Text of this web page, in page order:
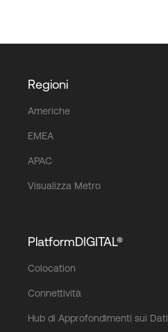
Regioni
Americhe
EMEA
APAC
Visualizza Metro
PlatformDIGITAL®
Colocation
Connettività
Hub di Approfondimenti sui Dati